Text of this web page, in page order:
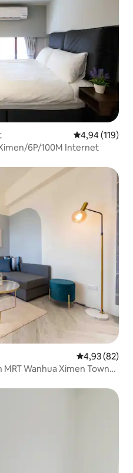
4,94 av 5 i
4,94 (119)
6P/100M Internet
4,93 av 5 i
4,93 (82)
MRT Wanhua Ximen Town